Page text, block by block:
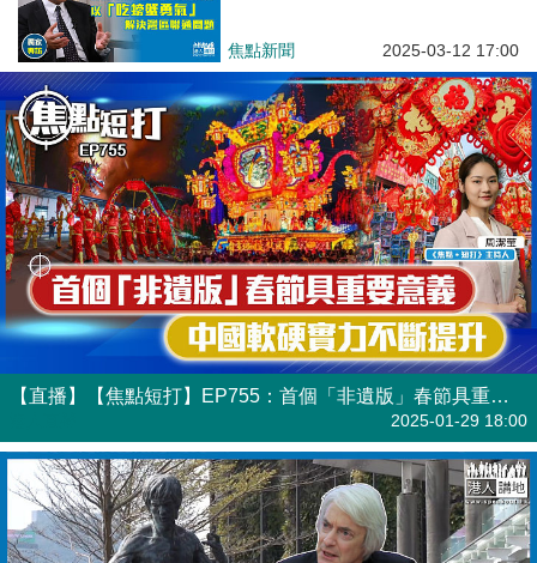
焦點新聞 2025-03-12 17:00
【直播】【焦點短打】EP755：首個「非遺版」春節具重要意義 中國軟硬實力不斷提升
2025-01-29 18:00